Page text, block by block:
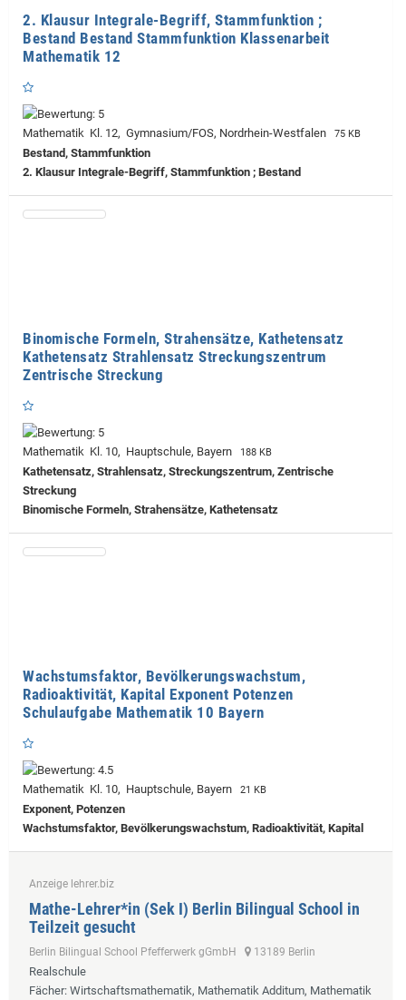
2. Klausur Integrale-Begriff, Stammfunktion ;
Bestand Bestand Stammfunktion Klassenarbeit
Mathematik 12
Mathematik Kl. 12, Gymnasium/FOS, Nordrhein-Westfalen 75 KB
Bestand, Stammfunktion
2. Klausur Integrale-Begriff, Stammfunktion ; Bestand
Binomische Formeln, Strahensätze, Kathetensatz
Kathetensatz Strahlensatz Streckungszentrum
Zentrische Streckung
Mathematik Kl. 10, Hauptschule, Bayern 188 KB
Kathetensatz, Strahlensatz, Streckungszentrum, Zentrische
Streckung
Binomische Formeln, Strahensätze, Kathetensatz
Wachstumsfaktor, Bevölkerungswachstum,
Radioaktivität, Kapital Exponent Potenzen
Schulaufgabe Mathematik 10 Bayern
Mathematik Kl. 10, Hauptschule, Bayern 21 KB
Exponent, Potenzen
Wachstumsfaktor, Bevölkerungswachstum, Radioaktivität, Kapital
Anzeige lehrer.biz
Mathe-Lehrer*in (Sek I) Berlin Bilingual School in
Teilzeit gesucht
Berlin Bilingual School Pfefferwerk gGmbH 13189 Berlin
Realschule
Fächer: Wirtschaftsmathematik, Mathematik Additum, Mathematik